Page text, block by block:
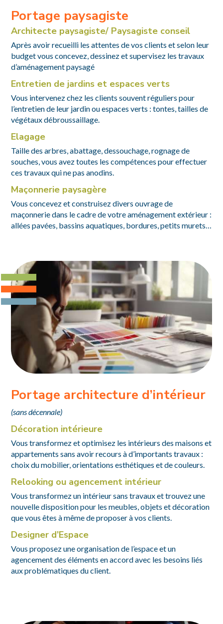
Portage paysagiste
Architecte paysagiste/ Paysagiste conseil
Après avoir recueilli les attentes de vos clients et selon leur
budget vous concevez, dessinez et supervisez les travaux
d’aménagement paysagé
Entretien de jardins et espaces verts
Vous intervenez chez les clients souvent réguliers pour
l’entretien de leur jardin ou espaces verts : tontes, tailles de
végétaux débroussaillage.
Elagage
Taille des arbres, abattage, dessouchage, rognage de
souches, vous avez toutes les compétences pour effectuer
ces travaux qui ne pas anodins.
Maçonnerie paysagère
Vous concevez et construisez divers ouvrage de
maçonnerie dans le cadre de votre aménagement extérieur :
allées pavées, bassins aquatiques, bordures, petits murets…
Portage architecture d’intérieur
(sans décennale)
Décoration intérieure
Vous transformez et optimisez les intérieurs des maisons et
appartements sans avoir recours à d’importants travaux :
choix du mobilier, orientations esthétiques et de couleurs.
Relooking ou agencement intérieur
Vous transformez un intérieur sans travaux et trouvez une
nouvelle disposition pour les meubles, objets et décoration
que vous êtes à même de proposer à vos clients.
Designer d’Espace
Vous proposez une organisation de l’espace et un
agencement des éléments en accord avec les besoins liés
aux problématiques du client.